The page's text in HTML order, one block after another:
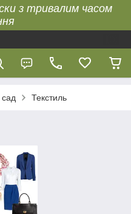
з тривалим часом
сад Текстиль